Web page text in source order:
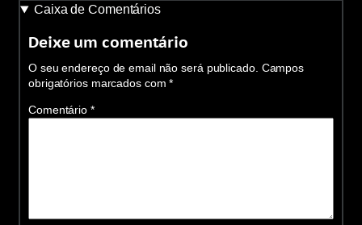
Caixa de Comentários
Deixe um comentário
O seu endereço de email não será publicado. Campos
obrigatórios marcados com*
Comentário *